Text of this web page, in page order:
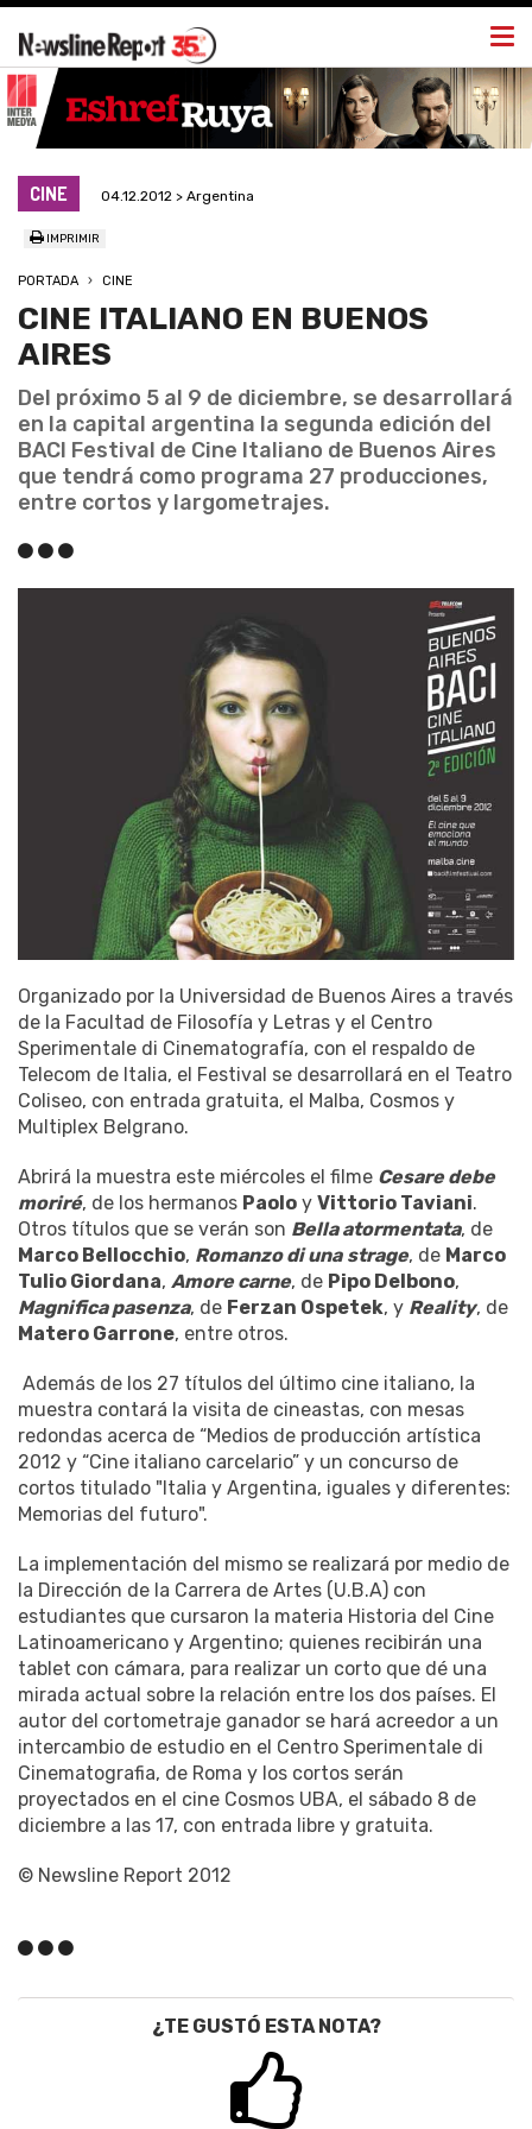
CINE 04.12.2012 > Argentina
IMPRIMIR
PORTADA CINE
CINE ITALIANO EN BUENOS
AIRES
Del próximo 5 al 9 de diciembre, se desarrollará
en la capital argentina la segunda edición del
BACI Festival de Cine Italiano de Buenos Aires
que tendrá como programa 27 producciones,
entre cortos y largometrajes.
Organizado por la Universidad de Buenos Aires a través
de la Facultad de Filosofía y Letras y el Centro
Sperimentale di Cinematografía, con el respaldo de
Telecom de Italia, el Festival se desarrollará en el Teatro
Coliseo, con entrada gratuita, el Malba, Cosmos y
Multiplex Belgrano.
Abrirá la muestra este miércoles el filme Cesare debe
moriré, de los hermanos Paolo y Vittorio Taviani.
Otros títulos que se verán son Bella atormentata, de
Marco Bellocchio, Romanzo di una strage, de Marco
Tulio Giordana, Amore carne, de Pipo Delbono,
Magnifica pasenza, de Ferzan Ospetek, y Reality, de
Matero Garrone, entre otros.
Además de los 27 títulos del último cine italiano, la
muestra contará la visita de cineastas, con mesas
redondas acerca de “Medios de producción artística
2012 y “Cine italiano carcelario” y un concurso de
cortos titulado "Italia y Argentina, iguales y diferentes:
Memorias del futuro".
La implementación del mismo se realizará por medio de
la Dirección de la Carrera de Artes (U.B.A) con
estudiantes que cursaron la materia Historia del Cine
Latinoamericano y Argentino; quienes recibirán una
tablet con cámara, para realizar un corto que dé una
mirada actual sobre la relación entre los dos países. El
autor del cortometraje ganador se hará acreedor a un
intercambio de estudio en el Centro Sperimentale di
Cinematografia, de Roma y los cortos serán
proyectados en el cine Cosmos UBA, el sábado 8 de
diciembre a las 17, con entrada libre y gratuita.
© Newsline Report 2012
¿TE GUSTÓ ESTA NOTA?